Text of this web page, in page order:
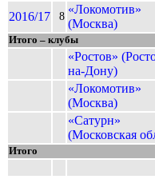
2016/17
8
«Локомотив»
(Москва)
Итого – клубы
«Ростов»
на-Дону)
«Локомотив»
(Москва)
«Сатурн»
(Московская
Итого